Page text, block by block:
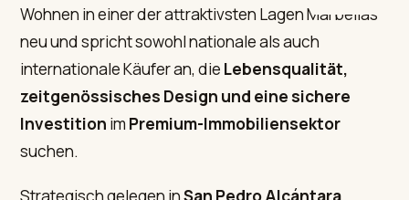
Wohnen in einer der attraktivsten Lagen Marbellas
neu und spricht sowohl nationale als auch
internationale Käufer an, die Lebensqualität,
zeitgenössisches Design und eine sichere
Investition im Premium-Immobiliensektor
suchen.
Strategisch gelegen inSan Pedro Alcántara,